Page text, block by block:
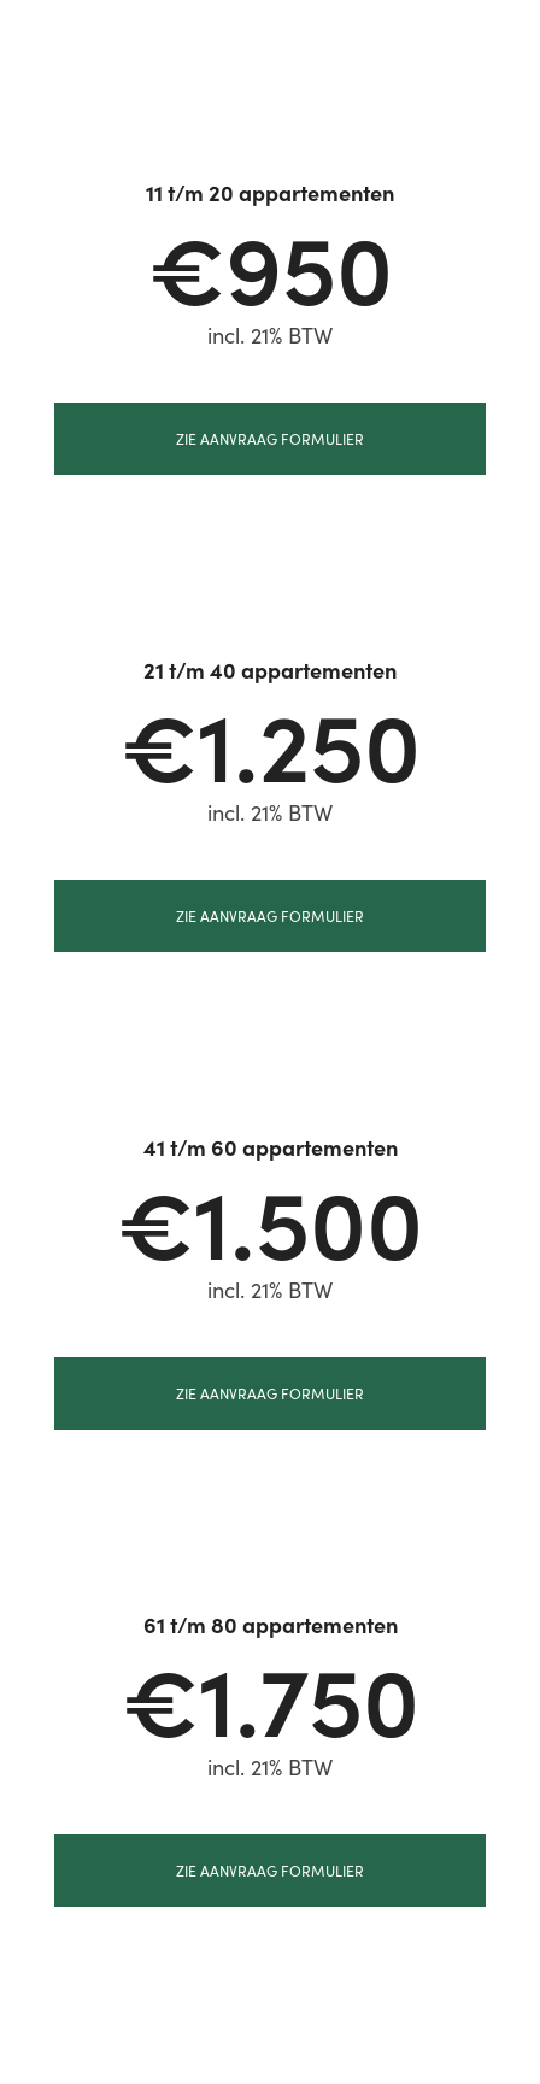
11 t/m 20 appartementen
€950
incl. 21% BTW
ZIE AANVRAAG FORMULIER
21 t/m 40 appartementen
€1.250
incl. 21% BTW
ZIE AANVRAAG FORMULIER
41 t/m 60 appartementen
€1.500
incl. 21% BTW
ZIE AANVRAAG FORMULIER
61 t/m 80 appartementen
€1.750
incl. 21% BTW
ZIE AANVRAAG FORMULIER